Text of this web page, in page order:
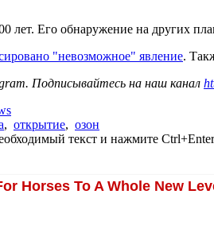
лет. Его обнаружение на других
"невозможное" явление.
Подписывайтесь на наш канал
, открытие, озон
текст и нажмите